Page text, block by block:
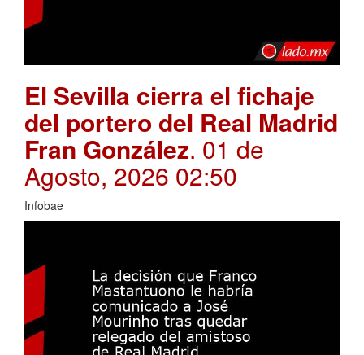
El Sevilla cierra el fichaje
del portero del Real Madrid
Fran González. 01 de
Agosto, 2026 02:50
Infobae